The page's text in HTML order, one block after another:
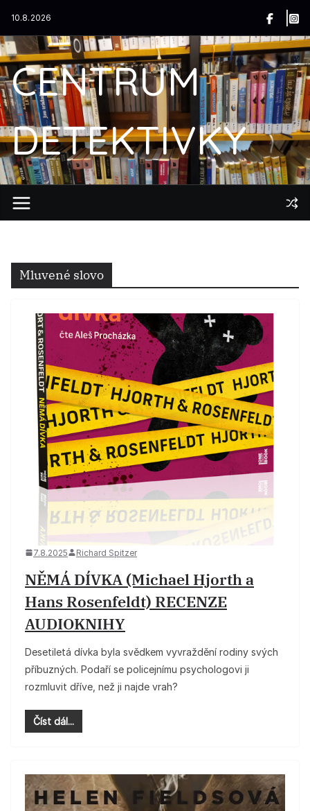
obsah
10.8.2026
CENTRUM
DETEKTIVKY
Mluvené slovo
7.8.2025 Richard Spitzer
NĚMÁ DÍVKA (Michael Hjorth a
Hans Rosenfeldt) RECENZE
AUDIOKNIHY
Desetiletá dívka byla svědkem vyvraždění rodiny svých
příbuzných. Podaří se policejnímu psychologovi ji
rozmluvit dříve, než ji najde vrah?
Číst dál...